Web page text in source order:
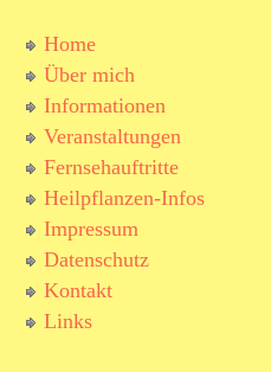
Home
Über mich
Informationen
Veranstaltungen
Fernsehauftritte
Heilpflanzen-Infos
Impressum
Datenschutz
Kontakt
Links